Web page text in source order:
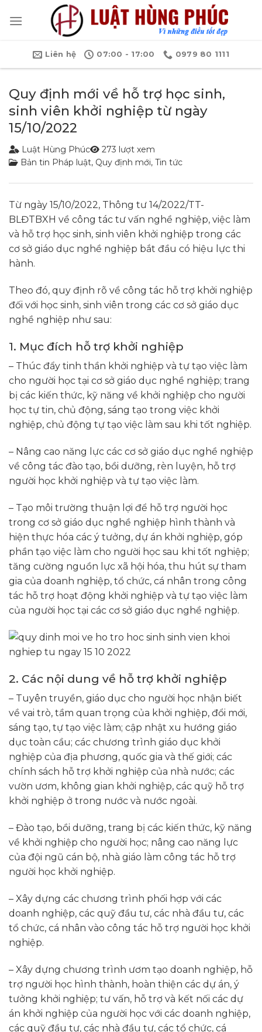
qua
Liên hệ 07:00 - 17:00 0979 80 1111
Quy định mới về hỗ trợ học sinh,
sinh viên khởi nghiệp từ ngày
15/10/2022
Luật Hùng Phúc
273 lượt xem
Bản tin Pháp luật, Quy định mới, Tin tức
Từ ngày 15/10/2022, Thông tư 14/2022/TT-
BLĐTBXH về công tác tư vấn nghề nghiệp, việc làm
và hỗ trợ học sinh, sinh viên khởi nghiệp trong các
cơ sở giáo dục nghề nghiệp bắt đầu có hiệu lực thi
hành.
Theo đó, quy định rõ về công tác hỗ trợ khởi nghiệp
đối với học sinh, sinh viên trong các cơ sở giáo dục
nghề nghiệp như sau:
1. Mục đích hỗ trợ khởi nghiệp
– Thúc đẩy tinh thần khởi nghiệp và tự tạo việc làm
cho người học tại cơ sở giáo dục nghề nghiệp; trang
bị các kiến thức, kỹ năng về khởi nghiệp cho người
học tự tin, chủ động, sáng tạo trong việc khởi
nghiệp, chủ động tự tạo việc làm sau khi tốt nghiệp.
– Nâng cao năng lực các cơ sở giáo dục nghề nghiệp
về công tác đào tạo, bồi dưỡng, rèn luyện, hỗ trợ
người học khởi nghiệp và tự tạo việc làm.
– Tạo môi trường thuận lợi để hỗ trợ người học
trong cơ sở giáo dục nghề nghiệp hình thành và
hiện thực hóa các ý tưởng, dự án khởi nghiệp, góp
phần tạo việc làm cho người học sau khi tốt nghiệp;
tăng cường nguồn lực xã hội hóa, thu hút sự tham
gia của doanh nghiệp, tổ chức, cá nhân trong công
tác hỗ trợ hoạt động khởi nghiệp và tự tạo việc làm
của người học tại các cơ sở giáo dục nghề nghiệp.
2. Các nội dung về hỗ trợ khởi nghiệp
– Tuyên truyền, giáo dục cho người học nhận biết
về vai trò, tầm quan trọng của khởi nghiệp, đổi mới,
sáng tạo, tự tạo việc làm; cập nhật xu hướng giáo
dục toàn cầu; các chương trình giáo dục khởi
nghiệp của địa phương, quốc gia và thế giới; các
chính sách hỗ trợ khởi nghiệp của nhà nước; các
vườn ươm, không gian khởi nghiệp, các quỹ hỗ trợ
khởi nghiệp ở trong nước và nước ngoài.
– Đào tạo, bồi dưỡng, trang bị các kiến thức, kỹ năng
về khởi nghiệp cho người học; nâng cao năng lực
của đội ngũ cán bộ, nhà giáo làm công tác hỗ trợ
người học khởi nghiệp.
– Xây dựng các chương trình phối hợp với các
doanh nghiệp, các quỹ đầu tư, các nhà đầu tư, các
tổ chức, cá nhân vào công tác hỗ trợ người học khởi
nghiệp.
– Xây dựng chương trình ươm tạo doanh nghiệp, hỗ
trợ người học hình thành, hoàn thiện các dự án, ý
tưởng khởi nghiệp; tư vấn, hỗ trợ và kết nối các dự
án khởi nghiệp của người học với các doanh nghiệp,
các quỹ đầu tư, các nhà đầu tư, các tổ chức, cá